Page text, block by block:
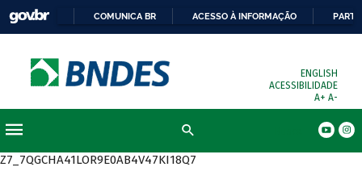
COMUNICA BR ACESSO À INFORMAÇÃO
ENGLISH
ACESSIBILIDADE
A+ A-
Z7_7QGCHA41LOR9E0AB4V47KI18Q7